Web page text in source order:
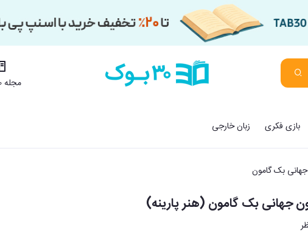
مجله 30بوک
بازی فکری زبان خارجی
بک گامون
جهانی بک گامون (هنر پارینه)